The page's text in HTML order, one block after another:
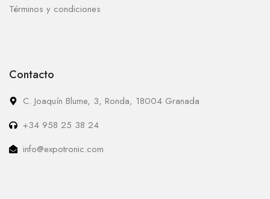
Términos y condiciones
Contacto
C. Joaquín Blume, 3, Ronda, 18004 Granada
+34 958 25 38 24
info@expotronic.com